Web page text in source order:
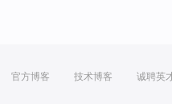
官方博客 技术博客 诚聘英